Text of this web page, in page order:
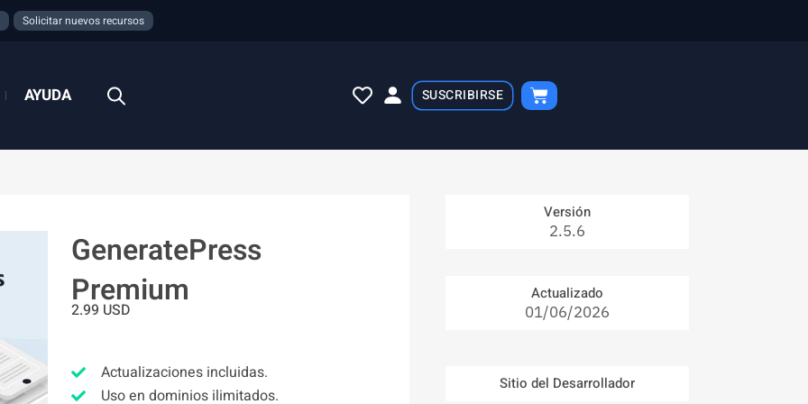
Solicitar nuevos recursos
AYUDA SUSCRIBIRSE Cart
GeneratePress
Premium
2.99 USD
Actualizaciones incluidas.
Uso en dominios ilimitados.
Versión
2.5.6
Actualizado
01/06/2026
Sitio del Desarrollador